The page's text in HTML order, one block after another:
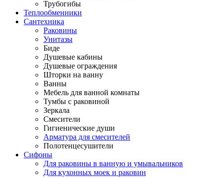
Трубогибы
Теплообменники
Сантехника
Раковины
Унитазы
Биде
Душевые кабины
Душевые ограждения
Шторки на ванну
Ванны
Мебель для ванной комнаты
Тумбы с раковиной
Зеркала
Смесители
Гигиенические души
Арматура для смесителей
Полотенцесушители
Сифоны
Для раковины в ванную и умывальников
Для кухонных моек и раковин